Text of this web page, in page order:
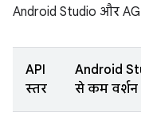
Android Studio और
API
स्तर
Android
से कम वर्शन